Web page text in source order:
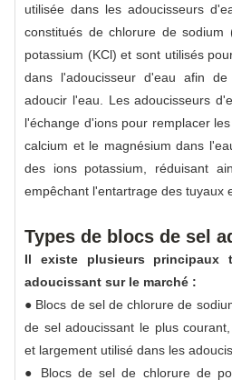
utilisée dans les adoucisseurs
constitués de chlorure de
potassium (KCl) et sont utilisés
dans l'adoucisseur d'eau afin
adoucir l'eau. Les adoucisseurs
l'échange d'ions pour remplacer
calcium et le magnésium dans
des ions potassium, réduisant
empêchant l'entartrage des tuyaux
Types de blocs de sel
Il existe plusieurs
adoucissant sur le marché :
● Blocs de sel de chlorure de
de sel adoucissant le plus
et largement utilisé dans les
● Blocs de sel de chlorure de